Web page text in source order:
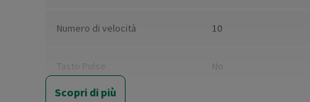
Numero di velocità 10
Tasto Pulse No
Scopri di più